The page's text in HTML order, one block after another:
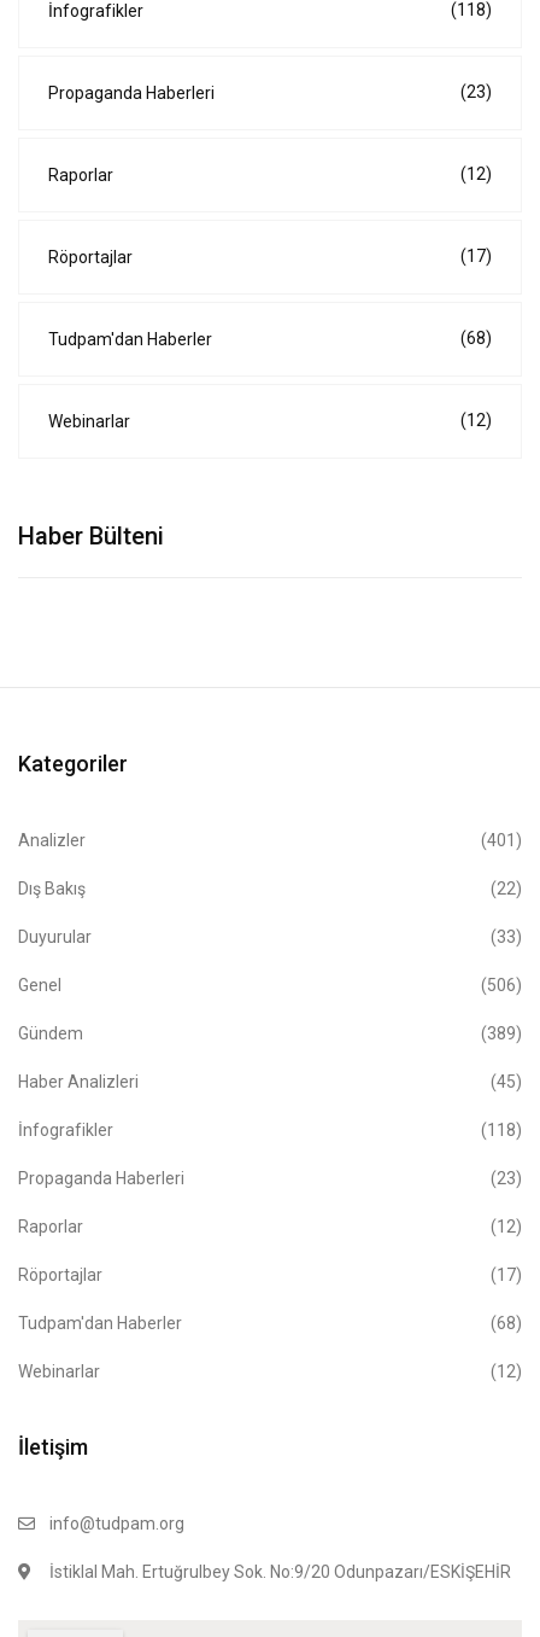
İnfografikler (118)
Propaganda Haberleri (23)
Raporlar (12)
Röportajlar (17)
Tudpam'dan Haberler (68)
Webinarlar (12)
Haber Bülteni
Kategoriler
Analizler (401)
Dış Bakış (22)
Duyurular (33)
Genel (506)
Gündem (389)
Haber Analizleri (45)
İnfografikler (118)
Propaganda Haberleri (23)
Raporlar (12)
Röportajlar (17)
Tudpam'dan Haberler (68)
Webinarlar (12)
İletişim
info@tudpam.org
İstiklal Mah. Ertuğrulbey Sok. No:9/20 Odunpazarı/ESKİŞEHİR